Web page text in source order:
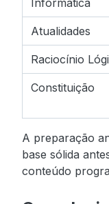
Atualidades
Raciocínio
Constituição
A preparação
base sólida
conteúdo